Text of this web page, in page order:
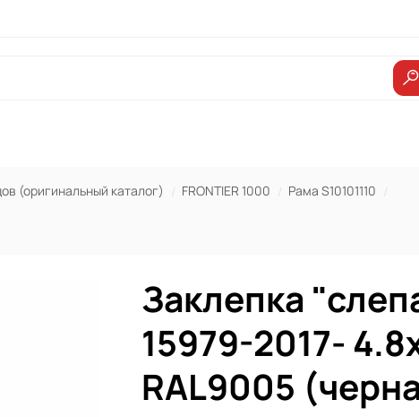
(оригинальный каталог) FRONTIER 1000
Рама S10101110
Заклепка
15979-2017-
RAL9005